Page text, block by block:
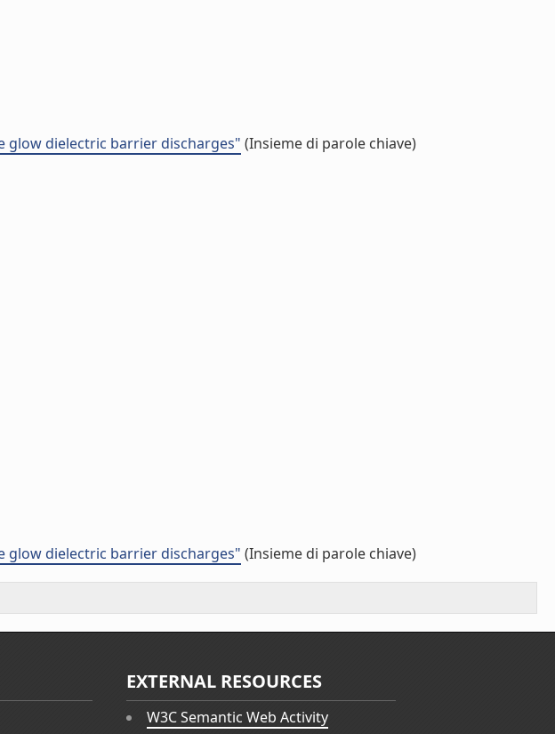
glow dielectric barrier discharges" (Insieme di parole chiave)
glow dielectric barrier discharges" (Insieme di parole chiave)
EXTERNAL RESOURCES
W3C Semantic Web Activity